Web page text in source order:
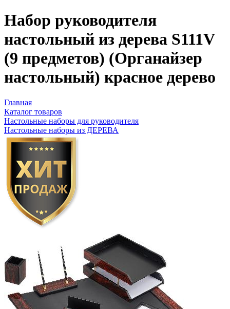
Набор руководителя
настольный из дерева S111V
(9 предметов) (Органайзер
настольный) красное дерево
Главная
Каталог товаров
Настольные наборы для руководителя
Настольные наборы из ДЕРЕВА